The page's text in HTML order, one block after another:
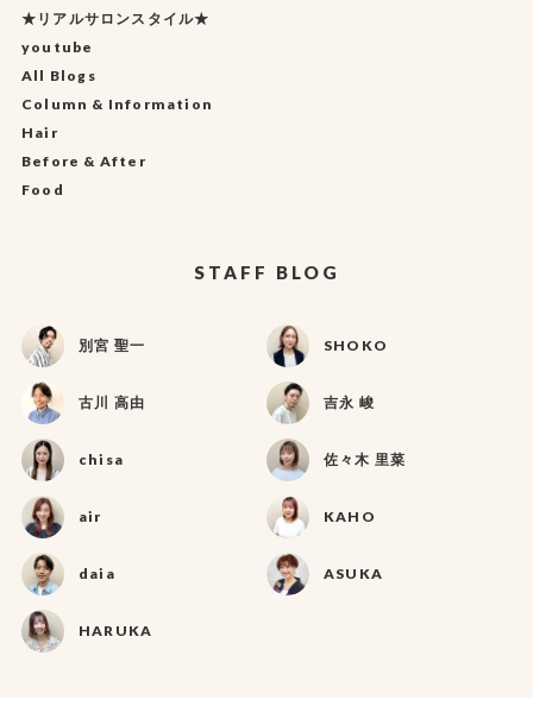
★リアルサロンスタイル★
youtube
All Blogs
Column & Information
Hair
Before & After
Food
STAFF BLOG
別宮 聖一 SHOKO
古川 高由 吉永 峻
chisa 佐々木 里菜
air KAHO
daia ASUKA
HARUKA